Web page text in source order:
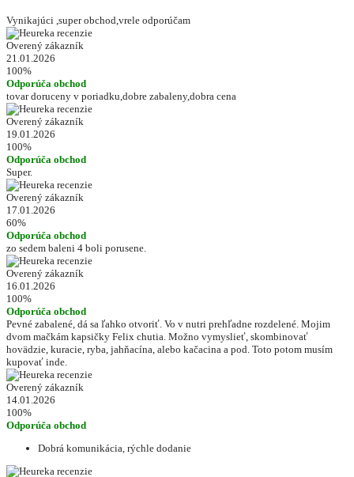
Vynikajúci ,super obchod,vrele odporúčam
Overený zákazník
21.01.2026
100%
Odporúča obchod
tovar doruceny v poriadku,dobre zabaleny,dobra cena
Overený zákazník
19.01.2026
100%
Odporúča obchod
Super.
Overený zákazník
17.01.2026
60%
Odporúča obchod
zo sedem baleni 4 boli porusene.
Overený zákazník
16.01.2026
100%
Odporúča obchod
Pevné zabalené, dá sa ľahko otvoriť. Vo v nutri prehľadne rozdelené. Mojim
dvom mačkám kapsičky Felix chutia. Možno vymyslieť, skombinovať
hovädzie, kuracie, ryba, jahňacína, alebo kačacina a pod. Toto potom musím
kupovať inde.
Overený zákazník
14.01.2026
100%
Odporúča obchod
Dobrá komunikácia, rýchle dodanie